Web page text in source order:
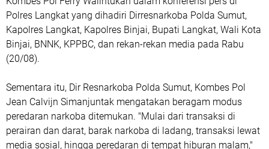
Polres Langkat yang dihadiri Dirresnarkoba Polda Sumut,
Kapolres Langkat, Kapolres Binjai, Bupati Langkat, Wali Kota
Binjai, BNNK, KPPBC, dan rekan-rekan media pada Rabu
(20/08).
Sementara itu, Dir Resnarkoba Polda Sumut, Kombes Pol
Jean Calvijn Simanjuntak mengatakan beragam modus
peredaran narkoba ditemukan. "Mulai dari transaksi di
perairan dan darat, barak narkoba di ladang, transaksi lewat
media sosial, hingga peredaran di tempat hiburan malam,"